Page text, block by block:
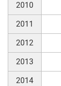
2010
2011
2012
2013
2014